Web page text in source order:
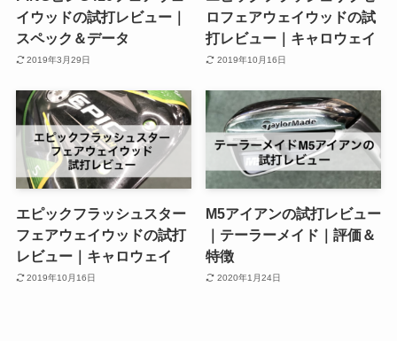
イウッドの試打レビュー｜
スペック＆データ
2019年3月29日
ロフェアウェイウッドの試
打レビュー｜キャロウェイ
2019年10月16日
エピックフラッシュスター
フェアウェイウッドの試打
レビュー｜キャロウェイ
2019年10月16日
M5アイアンの試打レビュー
｜テーラーメイド｜評価＆
特徴
2020年1月24日